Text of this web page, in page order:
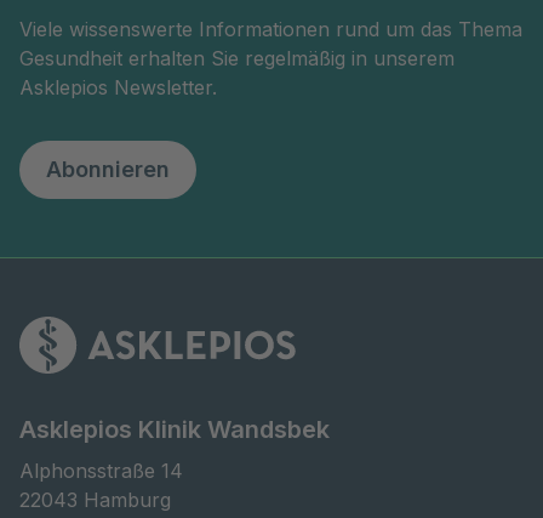
Viele wissenswerte Informationen rund um das Thema
Gesundheit erhalten Sie regelmäßig in unserem
Asklepios Newsletter.
Abonnieren
Asklepios Klinik Wandsbek
Alphonsstraße 14
22043 Hamburg